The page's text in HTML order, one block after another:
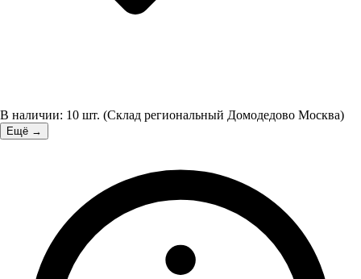
В наличии: 10 шт. (Склад региональный Домодедово Москва)
Ещё →